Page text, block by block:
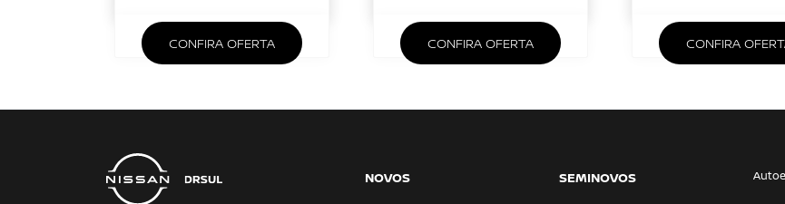
CONFIRA OFERTA CONFIRA OFERTA CONFIRA
NOVOS
SEMINOVOS